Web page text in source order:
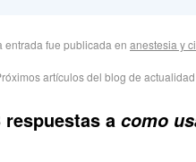
entrada fue publicada en anestesia y
artículos del blog de
respuestas a como